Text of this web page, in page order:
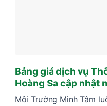
Bảng giá dịch vụ
Hoàng Sa cập nhật
Môi Trường Minh Tâm